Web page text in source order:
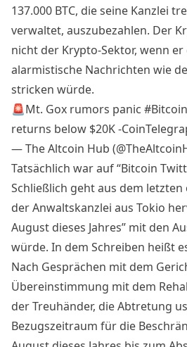
137.000 BTC, die seine Kanzlei
verwaltet, auszubezahlen. Der
nicht der Krypto-Sektor, wenn
alarmistische Nachrichten wie
stricken würde.
🚨Mt. Gox rumors panic #Bitcoin
returns below $20K -
— The Altcoin Hub
Tatsächlich war auf “Bitcoin
Schließlich geht aus dem
der Anwaltskanzlei aus Tokio
August dieses Jahres” mit den
würde. In dem Schreiben heißt
Nach Gesprächen mit dem
Übereinstimmung mit dem
der Treuhänder, die Abtretung
Bezugszeitraum für die